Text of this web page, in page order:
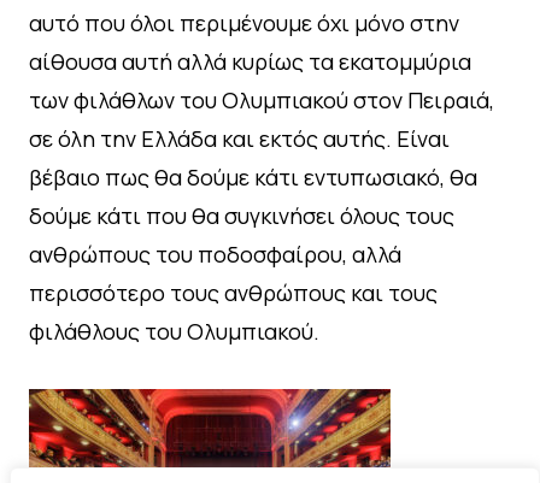
αυτό που όλοι περιμένουμε όχι μόνο στην
αίθουσα αυτή αλλά κυρίως τα εκατομμύρια
των φιλάθλων του Ολυμπιακού στον Πειραιά,
σε όλη την Ελλάδα και εκτός αυτής. Είναι
βέβαιο πως θα δούμε κάτι εντυπωσιακό, θα
δούμε κάτι που θα συγκινήσει όλους τους
ανθρώπους του ποδοσφαίρου, αλλά
περισσότερο τους ανθρώπους και τους
φιλάθλους του Ολυμπιακού.